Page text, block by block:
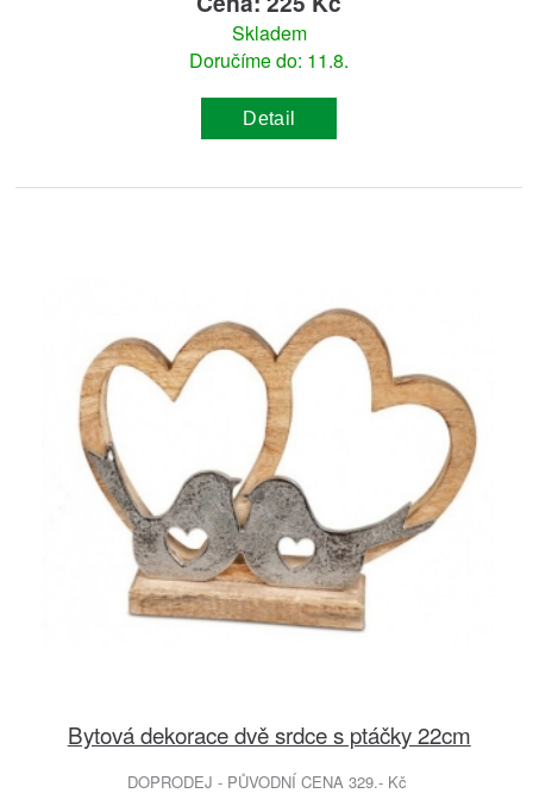
Skladem
Doručíme do: 11.8.
Detail
Bytová dekorace dvě srdce s ptáčky 22cm
DOPRODEJ - PŮVODNÍ CENA 329.- Kč